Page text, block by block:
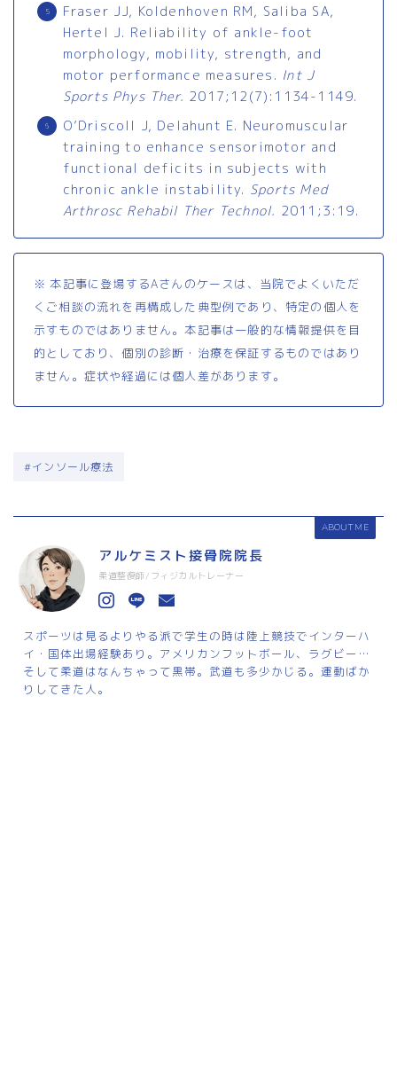
Fraser JJ, Koldenhoven RM, Saliba SA,
Hertel J. Reliability of ankle-foot
morphology, mobility, strength, and
motor performance measures. Int J
Sports Phys Ther. 2017;12(7):1134-1149.
O’Driscoll J, Delahunt E. Neuromuscular
training to enhance sensorimotor and
functional deficits in subjects with
chronic ankle instability. Sports Med
Arthrosc Rehabil Ther Technol. 2011;3:19.
※ 本記事に登場するAさんのケースは、当院でよくいただ
くご相談の流れを再構成した典型例であり、特定の個人を
示すものではありません。本記事は一般的な情報提供を目
的としており、個別の診断・治療を保証するものではあり
ません。症状や経過には個人差があります。
#インソール療法
ABOUT ME
アルケミスト接骨院院長
柔道整復師/フィジカルトレーナー
スポーツは見るよりやる派で学生の時は陸上競技でインターハ
イ・国体出場経験あり。アメリカンフットボール、ラグビー…
そして柔道はなんちゃって黒帯。武道も多少かじる。運動ばか
りしてきた人。